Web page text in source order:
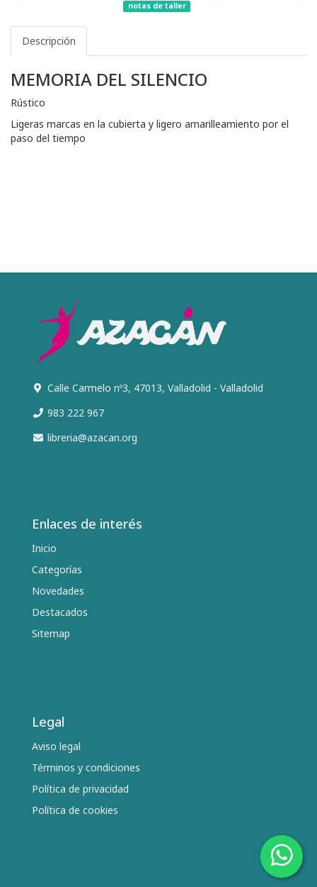
notas de taller
Descripción
MEMORIA DEL SILENCIO
Rústico
Ligeras marcas en la cubierta y ligero amarilleamiento por el
paso del tiempo
Calle Carmelo nº3, 47013, Valladolid - Valladolid
983 222 967
libreria@azacan.org
Enlaces de interés
Inicio
Categorías
Novedades
Destacados
Sitemap
Legal
Aviso legal
Términos y condiciones
Política de privacidad
Política de cookies